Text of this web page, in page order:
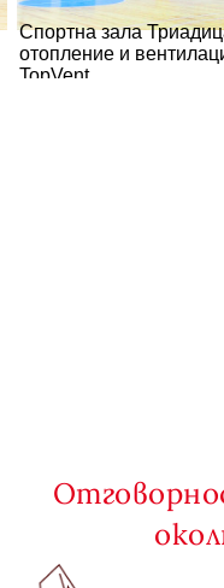
Спортна зала
отопление и
TopVent